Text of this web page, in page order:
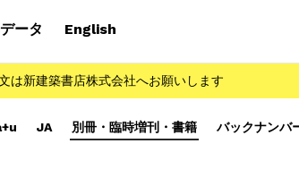
ータ English
は新建築書店株式会社へお願いします
JA 別冊・臨時増刊・書籍 バックナンバ